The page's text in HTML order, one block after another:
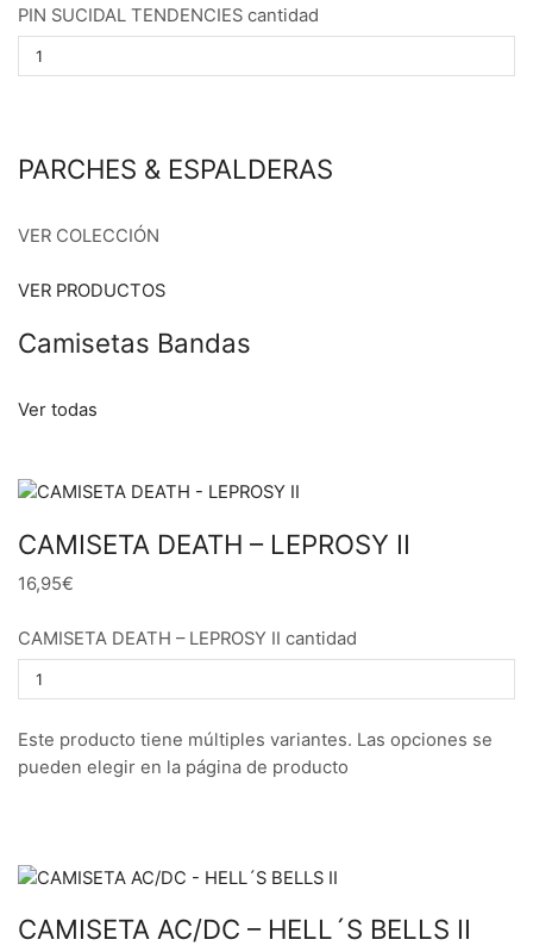
PIN SUCIDAL TENDENCIES cantidad
PARCHES & ESPALDERAS
VER COLECCIÓN
VER PRODUCTOS
Camisetas Bandas
Ver todas
CAMISETA DEATH – LEPROSY II
16,95€
CAMISETA DEATH – LEPROSY II cantidad
Este producto tiene múltiples variantes. Las opciones se
pueden elegir en la página de producto
CAMISETA AC/DC – HELL´S BELLS II